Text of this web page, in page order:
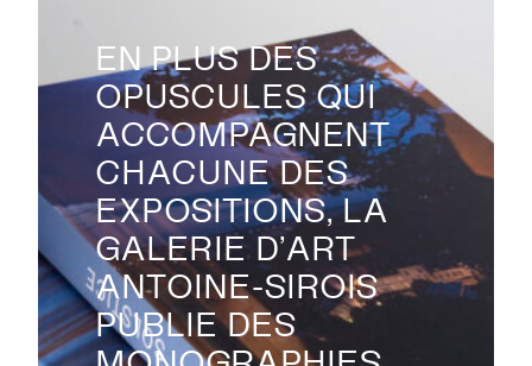
EN PLUS DES
OPUSCULES QUI
ACCOMPAGNENT
CHACUNE DES
EXPOSITIONS, LA
GALERIE D’ART
ANTOINE-SIROIS
PUBLIE DES